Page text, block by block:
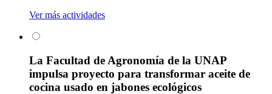
Ver más actividades
La Facultad de Agronomía de la UNAP
impulsa proyecto para transformar aceite de
cocina usado en jabones ecológicos